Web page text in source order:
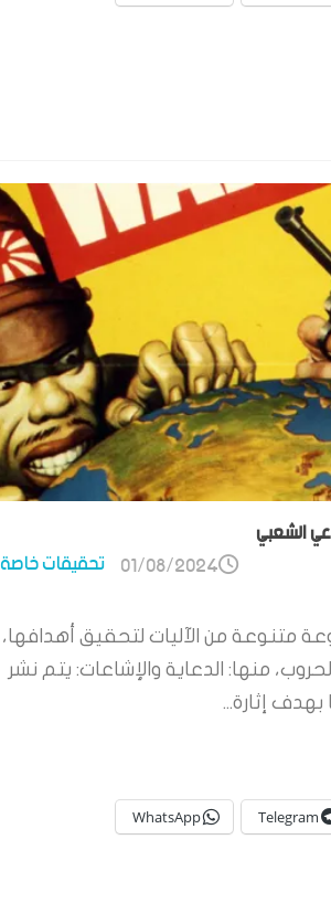
الشعبي
تحقيقات خاصة 01/08/2024
متنوعة من الآليات لتحقيق أهدافها،
منها: الدعاية والإشاعات: يتم نشر
إثارة...
Telegram
WhatsApp